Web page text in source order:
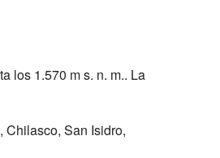
los 1.570 m s. n. m.. La
Chilasco, San Isidro,